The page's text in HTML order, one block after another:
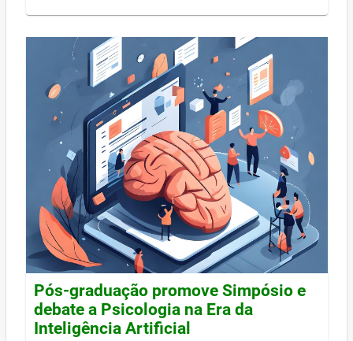
Pós-graduação promove Simpósio e
debate a Psicologia na Era da
Inteligência Artificial